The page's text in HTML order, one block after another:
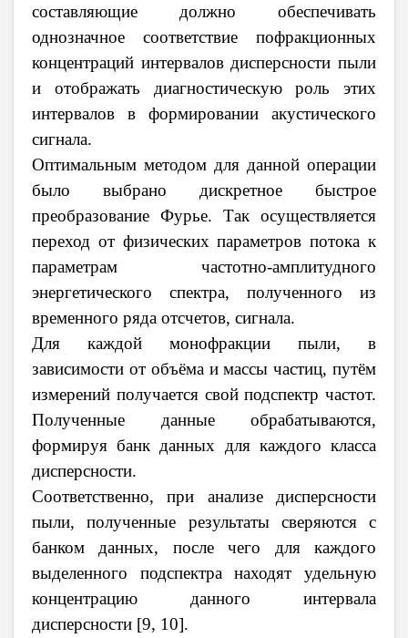
составляющие должно обеспечивать
однозначное соответствие пофракционных
концентраций интервалов дисперсности пыли
и отображать диагностическую роль этих
интервалов в формировании акустического
сигнала.
Оптимальным методом для данной операции
было выбрано дискретное быстрое
преобразование Фурье. Так осуществляется
переход от физических параметров потока к
параметрам частотно-амплитудного
энергетического спектра, полученного из
временного ряда отсчетов, сигнала.
Для каждой монофракции пыли, в
зависимости от объёма и массы частиц, путём
измерений получается свой подспектр частот.
Полученные данные обрабатываются,
формируя банк данных для каждого класса
дисперсности.
Соответственно, при анализе дисперсности
пыли, полученные результаты сверяются с
банком данных, после чего для каждого
выделенного подспектра находят удельную
концентрацию данного интервала
дисперсности [9, 10].